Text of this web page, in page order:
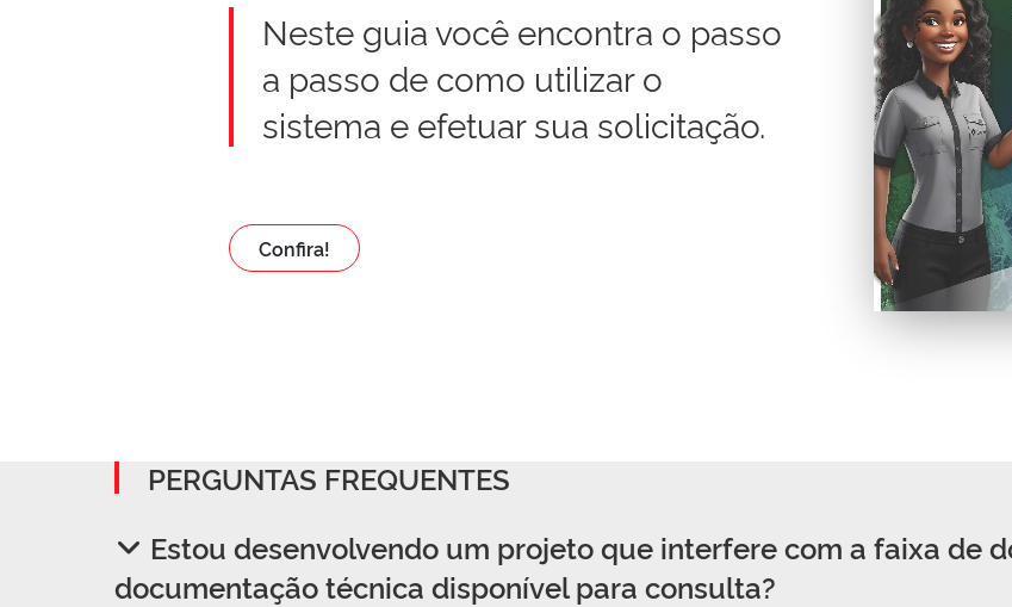
Neste guia você encontra o passo
a passo de como utilizar o
sistema e efetuar sua solicitação.
Confira!
PERGUNTAS FREQUENTES
Estou desenvolvendo um projeto que interfere com a faixa de
documentação técnica disponível para consulta?